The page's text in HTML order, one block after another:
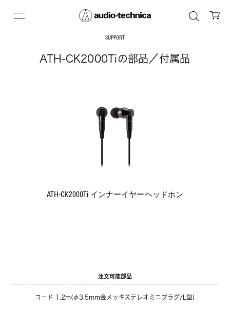
SUPPORT
ATH-CK2000Tiの部品／付属品
ATH-CK2000Ti インナーイヤーヘッドホン
注文可能部品
コード 1.2m(φ3.5mm金メッキステレオミニプラグ/L型)